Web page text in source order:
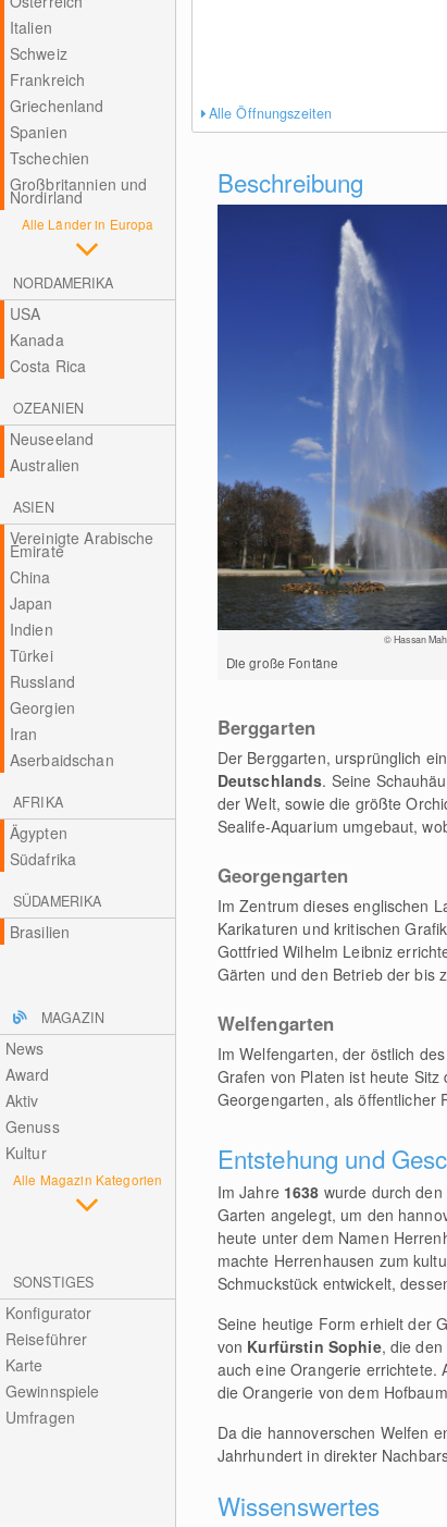
Italien
Schweiz
Frankreich
Griechenland
Spanien
Tschechien
Großbritannien und
Nordirland
Alle Länder in Europa
NORDAMERIKA
USA
Kanada
Costa Rica
OZEANIEN
Neuseeland
Australien
ASIEN
Vereinigte Arabische
Emirate
China
Japan
Indien
Türkei
Russland
Georgien
Iran
Aserbaidschan
AFRIKA
Ägypten
Südafrika
SÜDAMERIKA
Brasilien
MAGAZIN
News
Award
Aktiv
Genuss
Kultur
Alle Magazin Kategorien
SONSTIGES
Konfigurator
Reiseführer
Karte
Gewinnspiele
Umfragen
Alle Öffnungszeiten
Beschreibung
© Hassan
Die große Fontäne
Berggarten
Der Berggarten, ursprünglich
Deutschlands. Seine
der Welt, sowie die größte
Sealife-Aquarium umgebaut,
Georgengarten
Im Zentrum dieses englischen
Karikaturen und kritischen
Gottfried Wilhelm Leibniz
Gärten und den Betrieb der bis
Welfengarten
Im Welfengarten, der östlich
Grafen von Platen ist heute
Georgengarten, als öffentlicher
Entstehung und
Im Jahre 1638 wurde durch
Garten angelegt, um den
heute unter dem Namen
machte Herrenhausen zum
Schmuckstück entwickelt,
Seine heutige Form erhielt der
von Kurfürstin Sophie, die
auch eine Orangerie errichtete.
die Orangerie von dem
Da die hannoverschen Welfen
Jahrhundert in direkter
Wissenswertes